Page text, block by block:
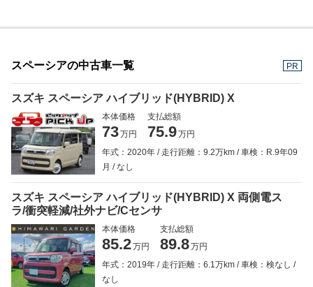
スペーシアの中古車一覧 PR
スズキ スペーシア ハイブリッド(HYBRID) X
本体価格
73万円
支払総額
75.9万円
年式：2020年
走行距離：9.2万km
車検：R.9年09
月
なし
スズキ スペーシア ハイブリッド(HYBRID) X 両側電ス
ラ/衝突軽減/社外ナビ/Cセンサ
本体価格
85.2万円
支払総額
89.8万円
年式：2019年
走行距離：6.1万km
車検：検なし
なし